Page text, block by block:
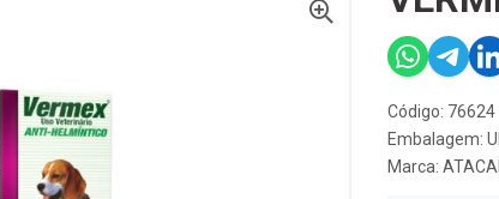
Código: 76624
Embalagem:
Marca: